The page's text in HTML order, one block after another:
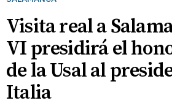
Visita real a
VI presidirá el
de la Usal al
Italia